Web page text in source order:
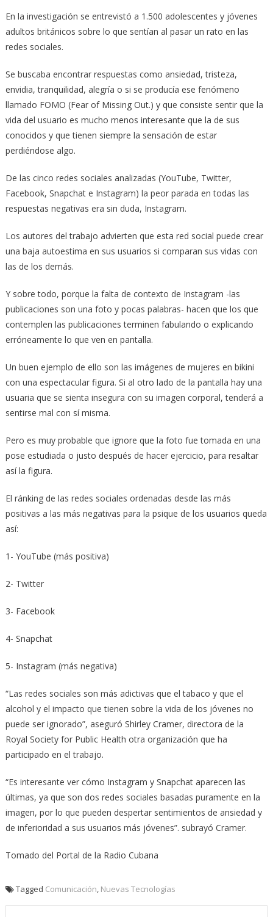
En la investigación se entrevistó a 1.500 adolescentes y jóvenes
adultos británicos sobre lo que sentían al pasar un rato en las
redes sociales.
Se buscaba encontrar respuestas como ansiedad, tristeza,
envidia, tranquilidad, alegría o si se producía ese fenómeno
llamado FOMO (Fear of Missing Out.) y que consiste sentir que la
vida del usuario es mucho menos interesante que la de sus
conocidos y que tienen siempre la sensación de estar
perdiéndose algo.
De las cinco redes sociales analizadas (YouTube, Twitter,
Facebook, Snapchat e Instagram) la peor parada en todas las
respuestas negativas era sin duda, Instagram.
Los autores del trabajo advierten que esta red social puede crear
una baja autoestima en sus usuarios si comparan sus vidas con
las de los demás.
Y sobre todo, porque la falta de contexto de Instagram -las
publicaciones son una foto y pocas palabras- hacen que los que
contemplen las publicaciones terminen fabulando o explicando
erróneamente lo que ven en pantalla.
Un buen ejemplo de ello son las imágenes de mujeres en bikini
con una espectacular figura. Si al otro lado de la pantalla hay una
usuaria que se sienta insegura con su imagen corporal, tenderá a
sentirse mal con sí misma.
Pero es muy probable que ignore que la foto fue tomada en una
pose estudiada o justo después de hacer ejercicio, para resaltar
así la figura.
El ránking de las redes sociales ordenadas desde las más
positivas a las más negativas para la psique de los usuarios queda
así:
1- YouTube (más positiva)
2- Twitter
3- Facebook
4- Snapchat
5- Instagram (más negativa)
“Las redes sociales son más adictivas que el tabaco y que el
alcohol y el impacto que tienen sobre la vida de los jóvenes no
puede ser ignorado”, aseguró Shirley Cramer, directora de la
Royal Society for Public Health otra organización que ha
participado en el trabajo.
“Es interesante ver cómo Instagram y Snapchat aparecen las
últimas, ya que son dos redes sociales basadas puramente en la
imagen, por lo que pueden despertar sentimientos de ansiedad y
de inferioridad a sus usuarios más jóvenes”. subrayó Cramer.
Tomado del Portal de la Radio Cubana
Tagged Comunicación, Nuevas Tecnologías